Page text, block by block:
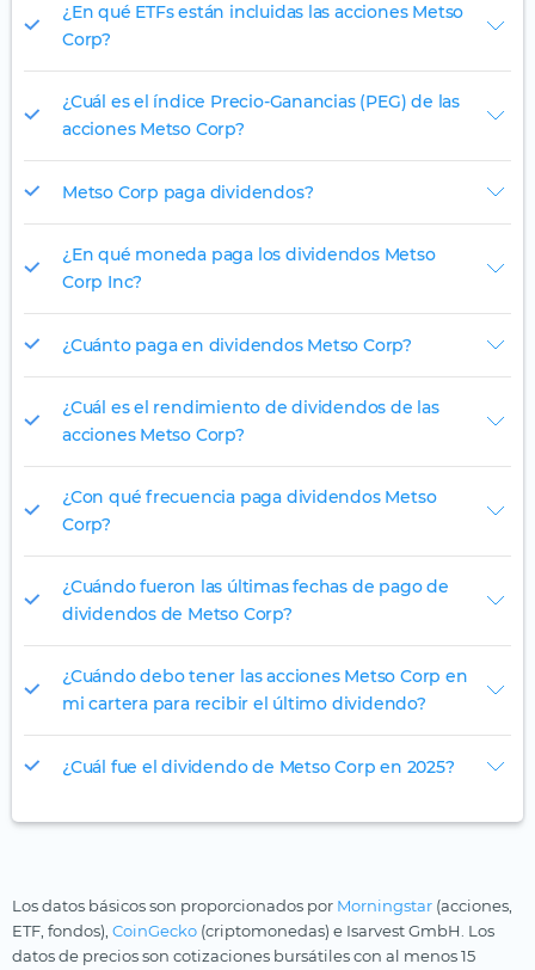
¿En qué ETFs están incluidas las acciones Metso
Corp?
¿Cuál es el índice Precio-Ganancias (PEG) de las
acciones Metso Corp?
Metso Corp paga dividendos?
¿En qué moneda paga los dividendos Metso
Corp Inc?
¿Cuánto paga en dividendos Metso Corp?
¿Cuál es el rendimiento de dividendos de las
acciones Metso Corp?
¿Con qué frecuencia paga dividendos Metso
Corp?
¿Cuándo fueron las últimas fechas de pago de
dividendos de Metso Corp?
¿Cuándo debo tener las acciones Metso Corp en
mi cartera para recibir el último dividendo?
¿Cuál fue el dividendo de Metso Corp en 2025?
Los datos básicos son proporcionados por Morningstar (acciones,
ETF, fondos), CoinGecko (criptomonedas) e Isarvest GmbH. Los
datos de precios son cotizaciones bursátiles con al menos 15